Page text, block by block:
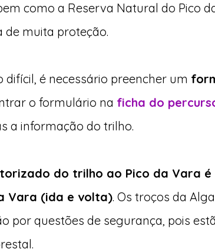
como a Reserva Natural do Pico
de muita proteção.
é necessário preencher um
o formulário na ficha do
a informação do trilho.
do trilho ao Pico da Vara
Vara (ida e volta). Os troços da
por questões de segurança, pois